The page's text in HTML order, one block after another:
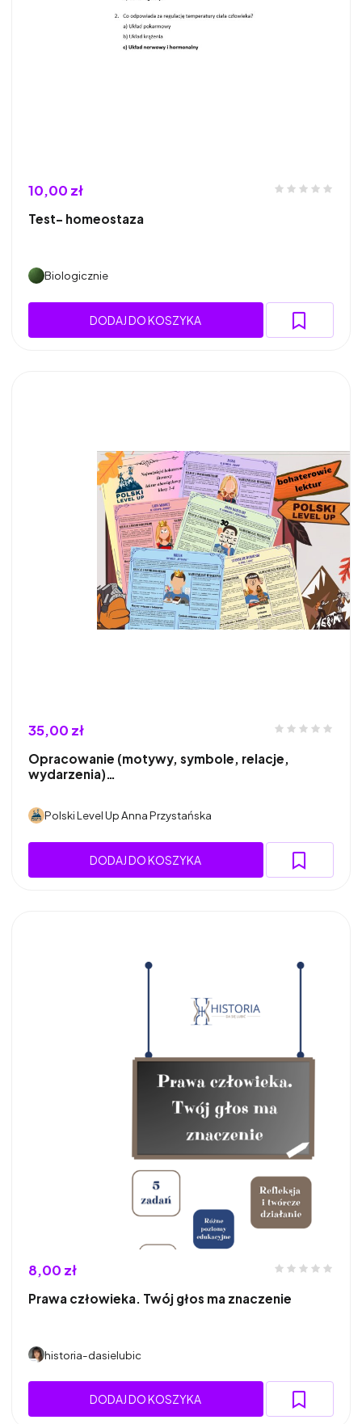
10,00 zł
Test- homeostaza
Biologicznie
DODAJ DO KOSZYKA
35,00 zł
Opracowanie (motywy, symbole, relacje,
wydarzenia)…
Polski Level Up Anna Przystańska
DODAJ DO KOSZYKA
8,00 zł
Prawa człowieka. Twój głos ma znaczenie
historia-dasielubic
DODAJ DO KOSZYKA